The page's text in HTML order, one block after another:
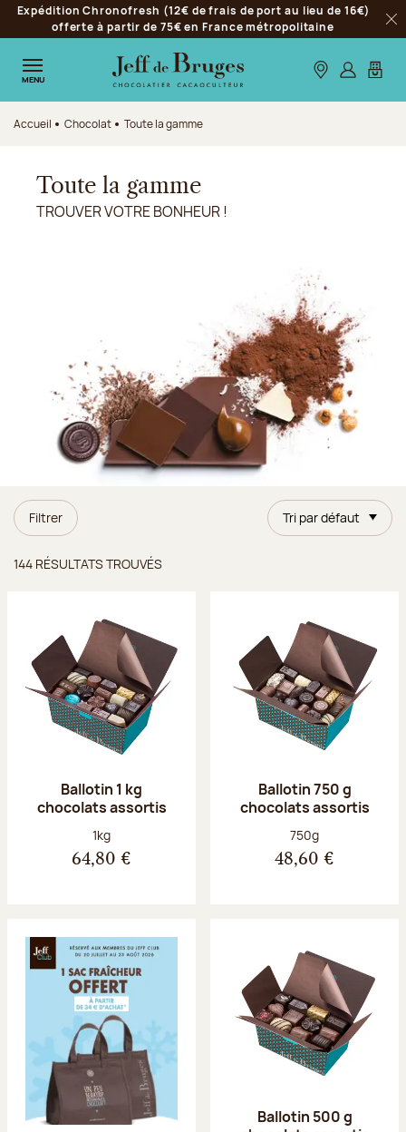
Aller à la navigation
Aller au contenu principal
Aller au pied de page
Expédition Chronofresh (12€ de frais de port au lieu de 16€)
offerte à partir de 75€ en France métropolitaine
MENU Nos boutiques
S’identifier
Mon
Accueil Chocolat Toute la gamme
Toute la gamme
TROUVER VOTRE BONHEUR !
Filtrer Tri par défaut
144 RÉSULTATS TROUVÉS
Ballotin 1 kg
chocolats assortis
Poids net :
1kg
64,80 €
Ballotin 750 g
chocolats assortis
Poids net :
750g
48,60 €
Ballotin 500 g